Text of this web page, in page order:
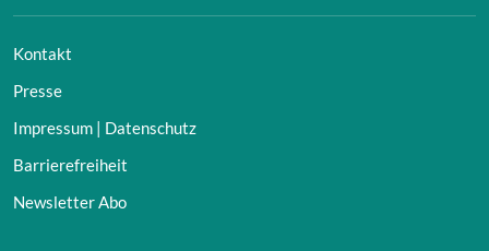
Kontakt
Presse
Impressum | Datenschutz
Barrierefreiheit
Newsletter Abo